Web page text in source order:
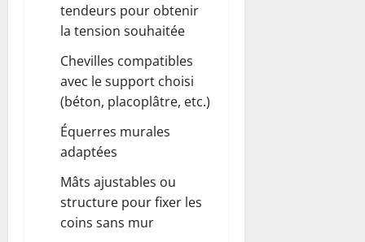
tendeurs pour obtenir
la tension souhaitée
Chevilles compatibles
avec le support choisi
(béton, placoplâtre, etc.)
Équerres murales
adaptées
Mâts ajustables ou
structure pour fixer les
coins sans mur